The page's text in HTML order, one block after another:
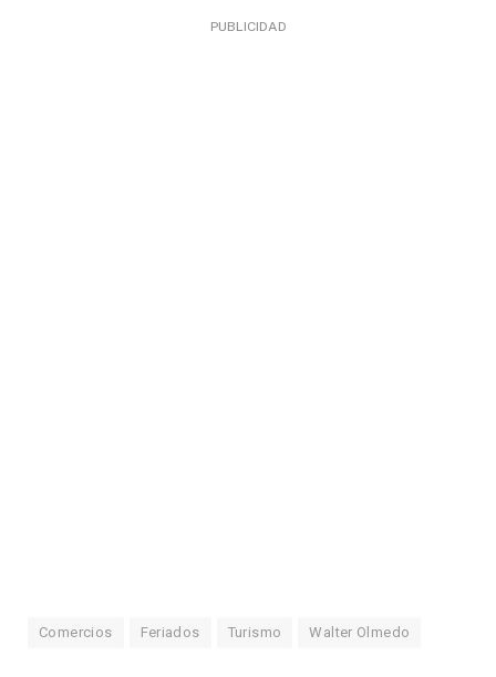
PUBLICIDAD
Comercios Feriados Turismo Walter Olmedo